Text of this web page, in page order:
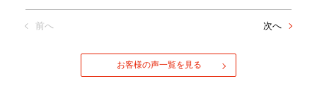
前へ 次へ
お客様の声一覧を見る